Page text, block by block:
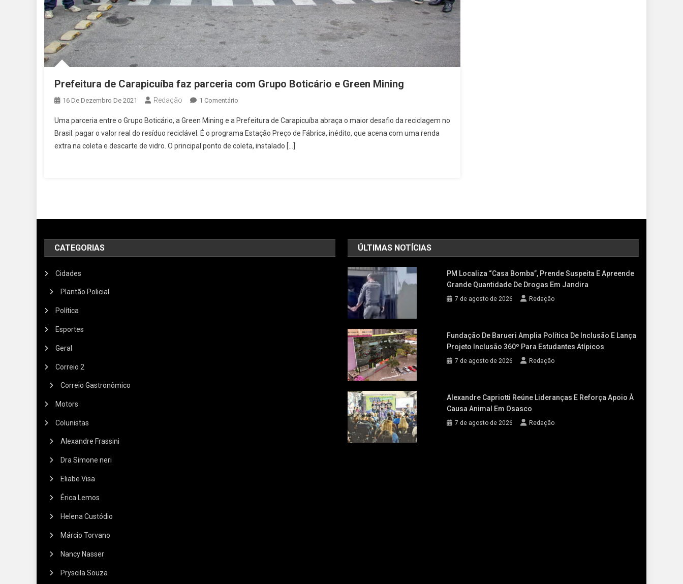
Prefeitura de Carapicuíba faz parceria com Grupo Boticário e Green Mining
16 De Dezembro De 2021 Redação 1 Comentário
De
Carapicuíba
Faz
Uma parceria entre o Grupo Boticário, a Green Mining e a Prefeitura de Carapicuíba abraça o maior desafio da reciclagem no
Brasil: pagar o valor real do resíduo reciclável. É o programa Estação Preço de Fábrica, inédito, que acena com uma renda
extra na coleta e descarte de vidro. O principal ponto de coleta, instalado […]
CATEGORIAS
Cidades
Plantão Policial
Política
Esportes
Geral
Correio 2
Correio Gastronômico
Motors
Colunistas
Alexandre Frassini
Dra Simone neri
Eliabe Visa
Érica Lemos
Helena Custódio
Márcio Torvano
Nancy Nasser
Pryscila Souza
ÚLTIMAS NOTÍCIAS
PM Localiza “casa Bomba”, Prende Suspeita E Apreende
Grande Quantidade De Drogas Em Jandira
7 de agosto de 2026 Redação
Fundação De Barueri Amplia Política De Inclusão E Lança
Projeto Inclusão 360º Para Estudantes Atípicos
7 de agosto de 2026 Redação
Alexandre Capriotti Reúne Lideranças E Reforça Apoio À
Causa Animal Em Osasco
7 de agosto de 2026 Redação